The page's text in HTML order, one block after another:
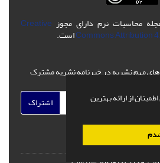
از ارائه بهترین
محاسبات نرم دارای مجوز Creative
Commons Attributionاست.
های مهم نشریه در خبرنامه نشریه مشترک
اشتراک